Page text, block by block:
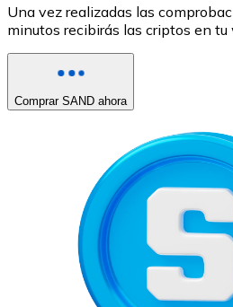
Una vez realizadas las
minutos recibirás las criptos en tu
Comprar SAND ahora